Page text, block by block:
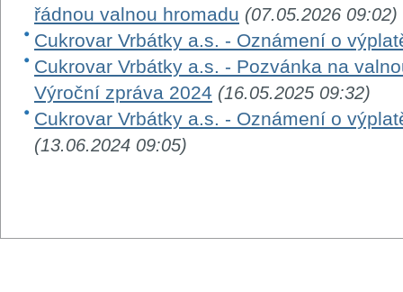
řádnou valnou hromadu (07.05.2026 09:02)
Cukrovar Vrbátky a.s. - Oznámení o
Cukrovar Vrbátky a.s. - Pozvánka na
Výroční zpráva 2024 (16.05.2025 09:32)
Cukrovar Vrbátky a.s. - Oznámení o
(13.06.2024 09:05)